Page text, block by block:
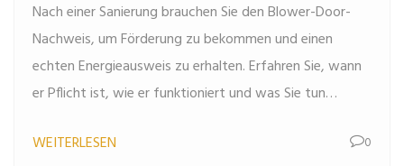
Nach einer Sanierung brauchen Sie den Blower-Door-
Nachweis, um Förderung zu bekommen und einen
echten Energieausweis zu erhalten. Erfahren Sie, wann
er Pflicht ist, wie er funktioniert und was Sie tun
WEITERLESEN
0